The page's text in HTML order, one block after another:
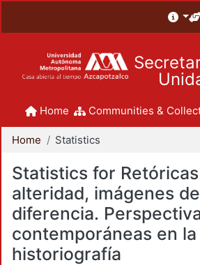
Home Communities &
Home Statistics
Statistics for
alteridad, imágenes
diferencia.
contemporáneas en la
historiografía